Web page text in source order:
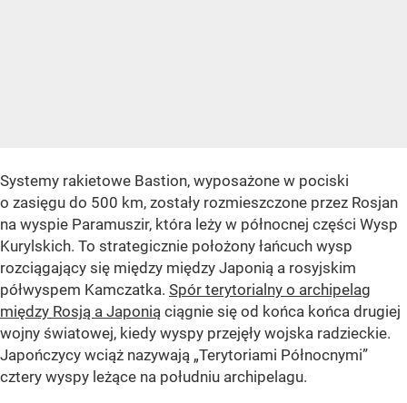
Systemy rakietowe Bastion, wyposażone w pociski
o zasięgu do 500 km, zostały rozmieszczone przez Rosjan
na wyspie Paramuszir, która leży w północnej części Wysp
Kurylskich. To strategicznie położony łańcuch wysp
rozciągający się między między Japonią a rosyjskim
półwyspem Kamczatka. Spór terytorialny o archipelag
między Rosją a Japonią ciągnie się od końca końca drugiej
wojny światowej, kiedy wyspy przejęły wojska radzieckie.
Japończycy wciąż nazywają „Terytoriami Północnymi”
cztery wyspy leżące na południu archipelagu.